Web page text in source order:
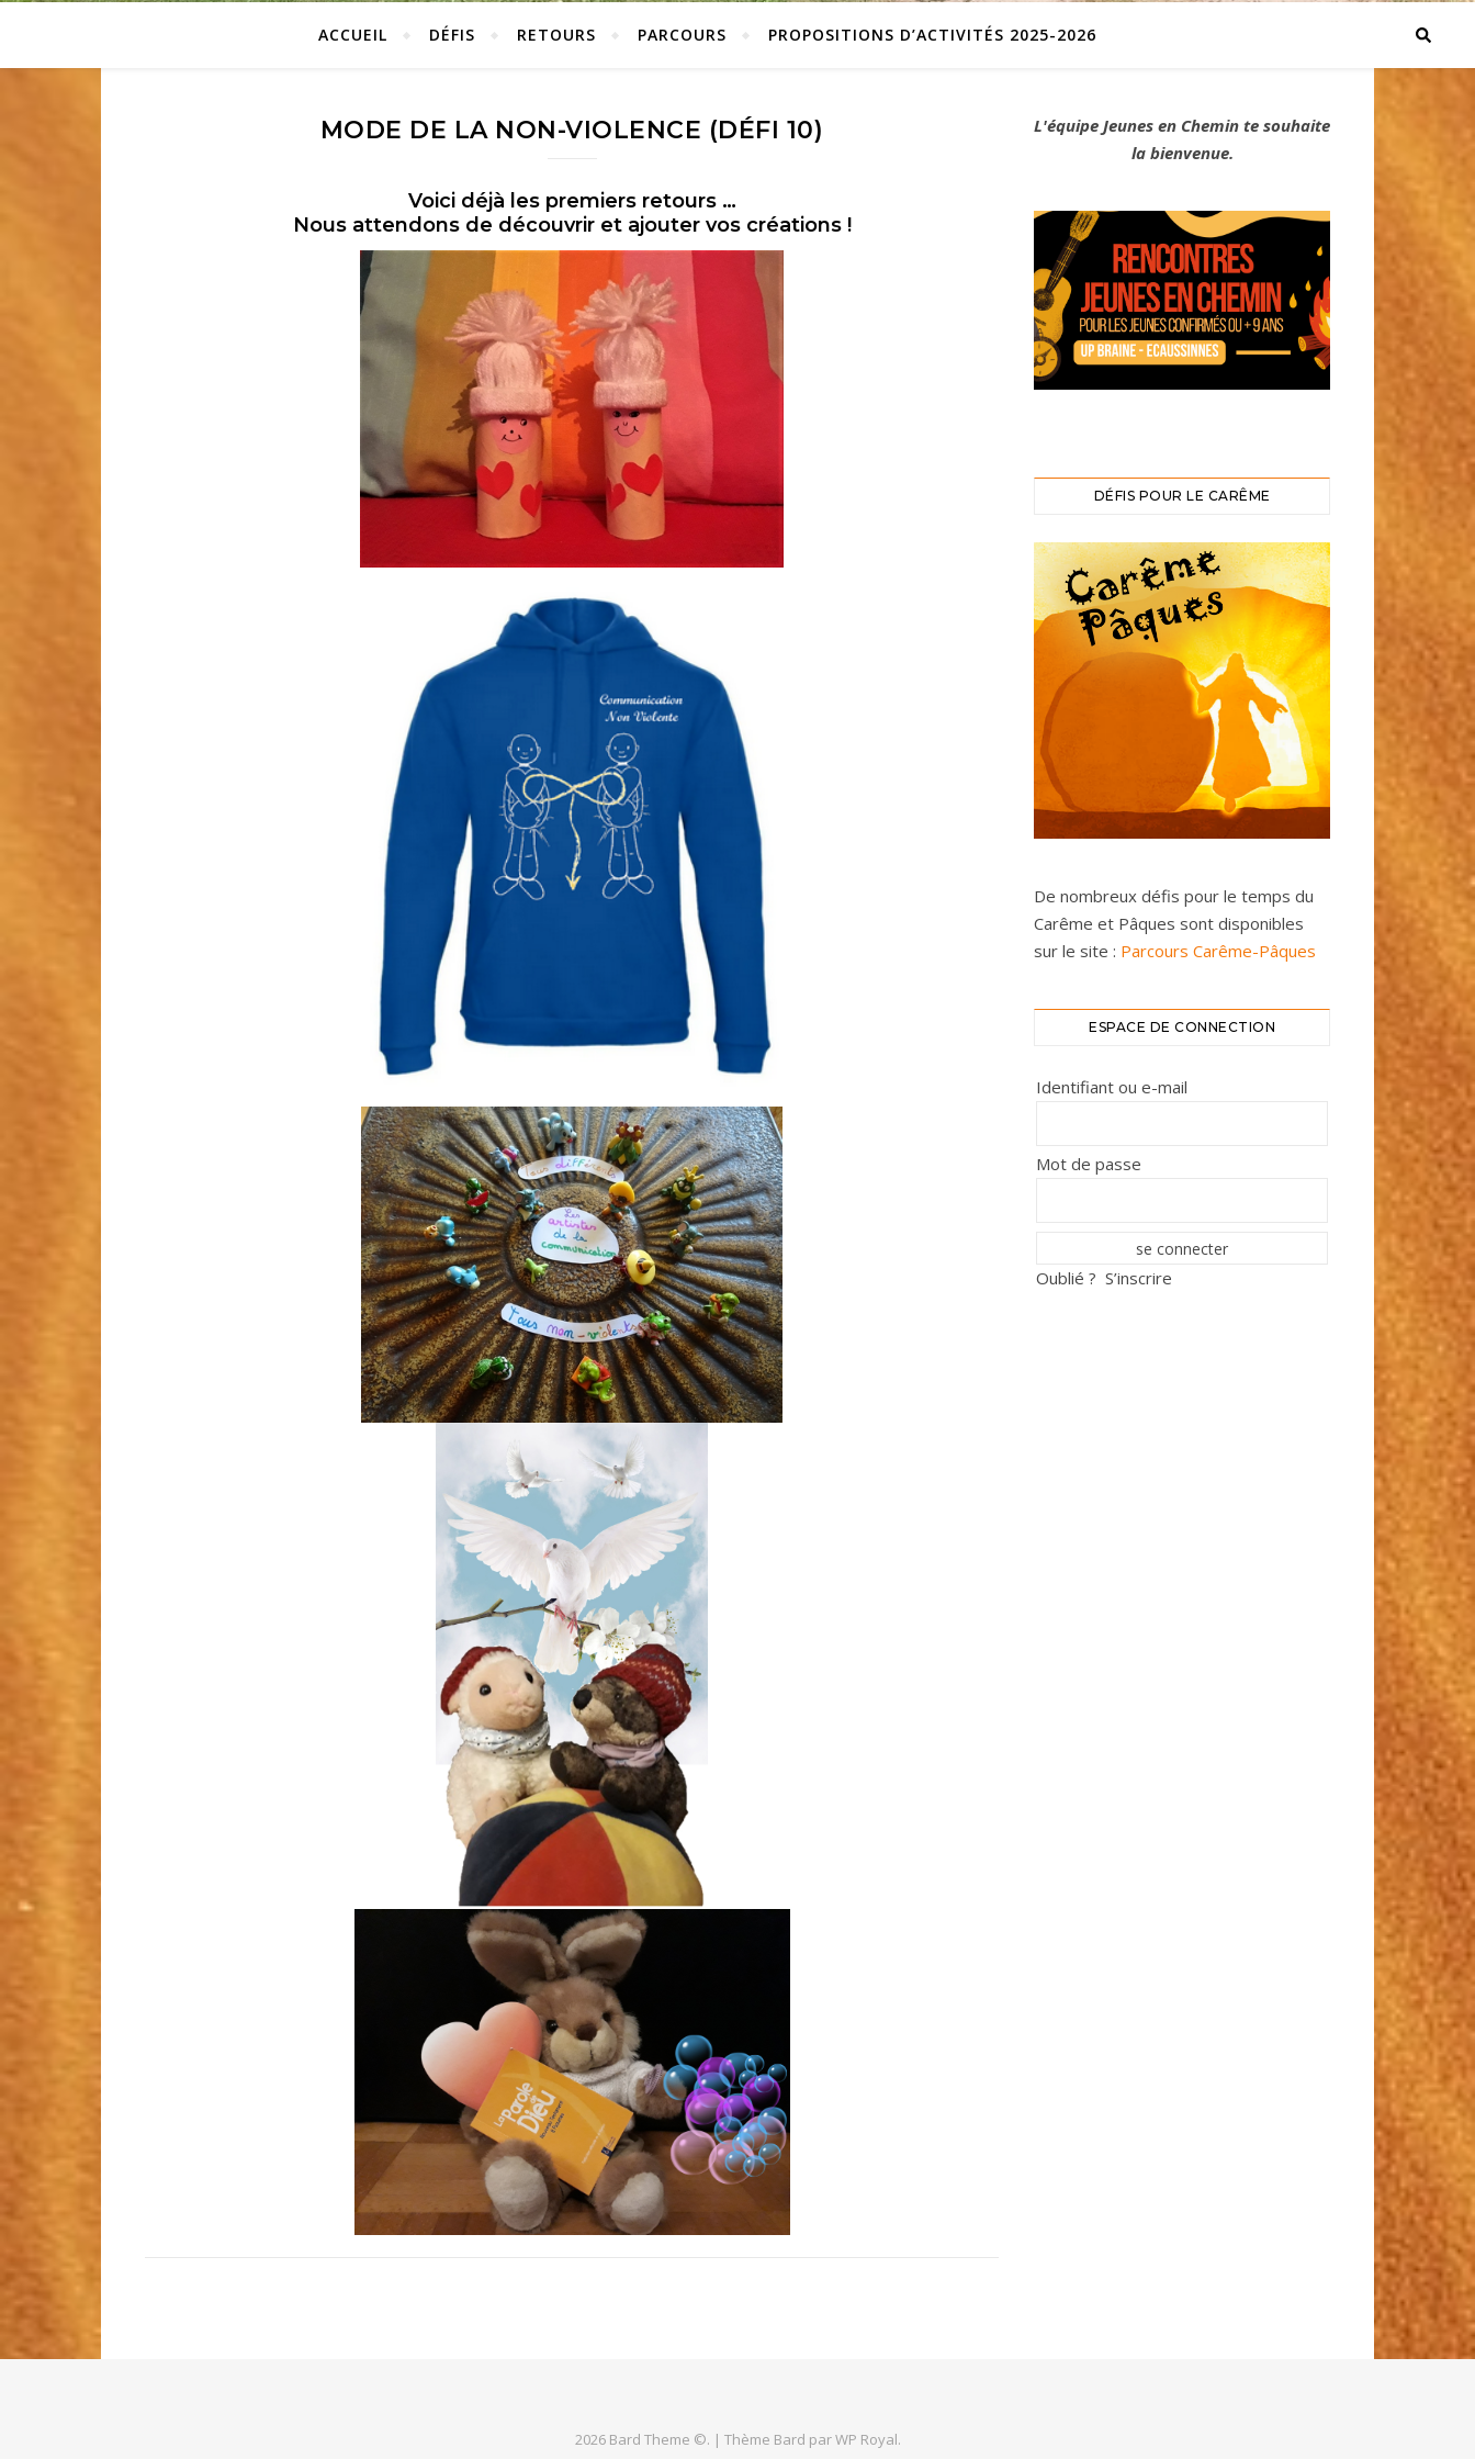
ACCUEIL DÉFIS RETOURS PARCOURS PROPOSITIONS D’ACTIVITÉS 2025-2026
MODE DE LA NON-VIOLENCE (DÉFI 10)
Voici déjà les premiers retours …
Nous attendons de découvrir et ajouter vos créations !
L'équipe Jeunes en Chemin te souhaite
la bienvenue.
DÉFIS POUR LE CARÊME
De nombreux défis pour le temps du
Carême et Pâques sont disponibles
sur le site : Parcours Carême-Pâques
ESPACE DE CONNECTION
Identifiant ou e-mail
Mot de passe
Oublié ? S’inscrire
2026 Bard Theme ©. | Thème Bard parWP Royal.